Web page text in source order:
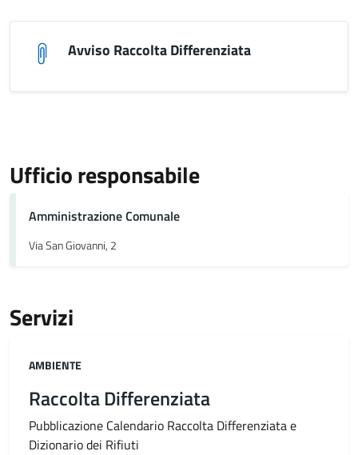
Avviso Raccolta Differenziata
Ufficio responsabile
Amministrazione Comunale
Via San Giovanni, 2
Servizi
Categoria:
AMBIENTE
Raccolta Differenziata
Pubblicazione Calendario Raccolta Differenziata e
Dizionario dei Rifiuti